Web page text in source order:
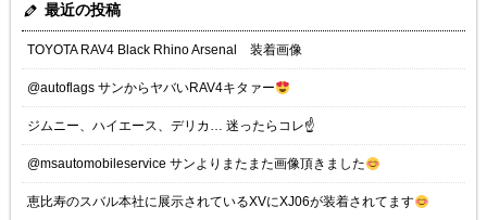
最近の投稿
TOYOTA RAV4 Black Rhino Arsenal 装着画像
@autoflags サンからヤバいRAV4キタァー
ジムニー、ハイエース、デリカ… 迷ったらコレ☝️
@msautomobileservice サンよりまたまた画像頂きました
恵比寿のスバル本社に展示されているXVにXJ06が装着されてます